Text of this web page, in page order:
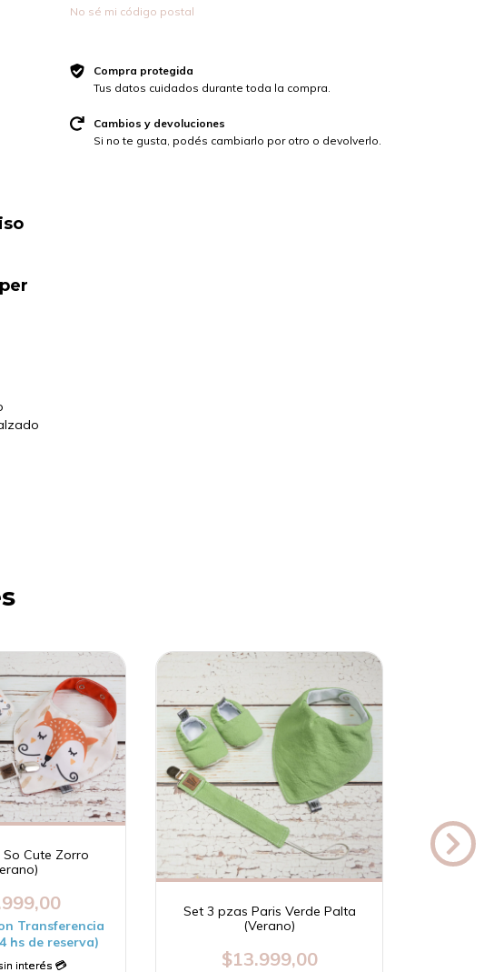
No sé mi código postal
Compra protegida
Tus datos cuidados durante toda la compra.
Cambios y devoluciones
Si no te gusta, podés cambiarlo por otro o devolverlo.
Cute Zorro
Transferencia
hs de reserva)
Set 3 pzas Paris Verde Palta
(Verano)
$13.999,00